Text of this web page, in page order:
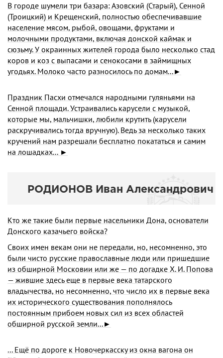
В городе шумели три базара: Азовский (Старый), Сенной
(Троицкий) и Крещенский, полностью обеспечивавшие
население мясом, рыбой, овощами, фруктами и
молочными продуктами, включая донской каймак и
сюзьму. У окраинных жителей города было несколько стад
коров и коз с выпасами и сенокосами в займищных
угодьях. Молоко часто разносилось по домам...►
Праздник Пасхи отмечался народными гуляньями на
Сенной площади. Устраивались карусели с музыкой,
которые мы, мальчишки, любили крутить (карусели
раскручивались тогда вручную). Ведь за несколько таких
кручений нам разрешали бесплатно покататься и самим
на лошадках... ►
РОДИОНОВ Иван Александрович
Кто же такие были первые насельники Дона, основатели
Донского казачьего войска?
Своих имен векам они не передали, но, несомненно, это
были чисто русские православные люди или пришедшие
из обширной Московии или же — по догадке X. И. Попова
— жившие здесь еще в пер­вые века татарского
владычества, но несомненно, что число их в пер­вые века
их исторического существования пополнялось
постоянным прибоем новых сил из всех областей
обширной русской земли...►
... Ещё по дороге к Новочеркасску из окна вагона он